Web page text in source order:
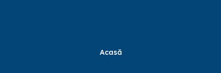
Acasă